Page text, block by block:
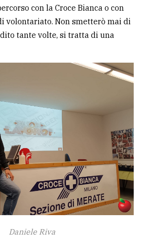
con la Croce Bianca o con
volontariato. Non smetterò mai di
tante volte, si tratta di una
Daniele Riva